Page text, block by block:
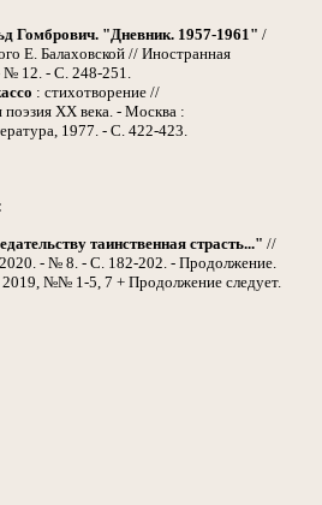
Гомбрович. "Дневник. 1957-1961" /
Е. Балаховской // Иностранная
№ 12. - С. 248-251.
: стихотворение //
поэзия XX века. - Москва :
1977. - С. 422-423.
таинственная страсть..." //
- № 8. - С. 182-202. - Продолжение.
№№ 1-5, 7 + Продолжение следует.